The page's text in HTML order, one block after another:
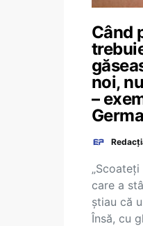
Când
noi,
–
care a
știau că
Însă, cu